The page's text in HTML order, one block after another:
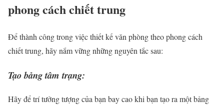
phong cách chiết trung
Để thành công trong việc thiết kế văn phòng theo phong cách
chiết trung, hãy nắm vững những nguyên tắc sau:
Tạo bảng tâm trạng:
Hãy để trí tưởng tượng của bạn bay cao khi bạn tạo ra một bảng